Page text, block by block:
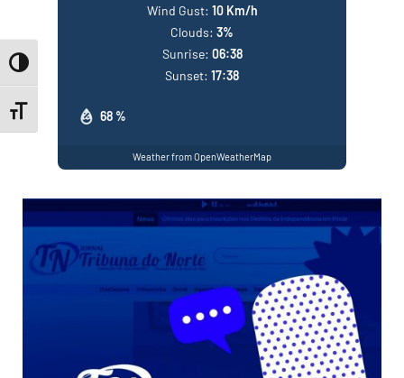
Toggle High Contrast
Toggle Font size68 %
Wind Gust: 10 Km/h
Clouds: 3%
Sunrise: 06:38
Sunset: 17:38
Weather from OpenWeatherMap